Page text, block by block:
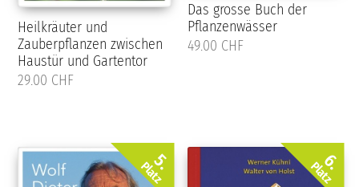
Heilkräuter und
Zauberpflanzen zwischen
Haustür und Gartentor
29.00 CHF
Das grosse Buch der
Pflanzenwässer
49.00 CHF
5.
Platz 6.
Platz